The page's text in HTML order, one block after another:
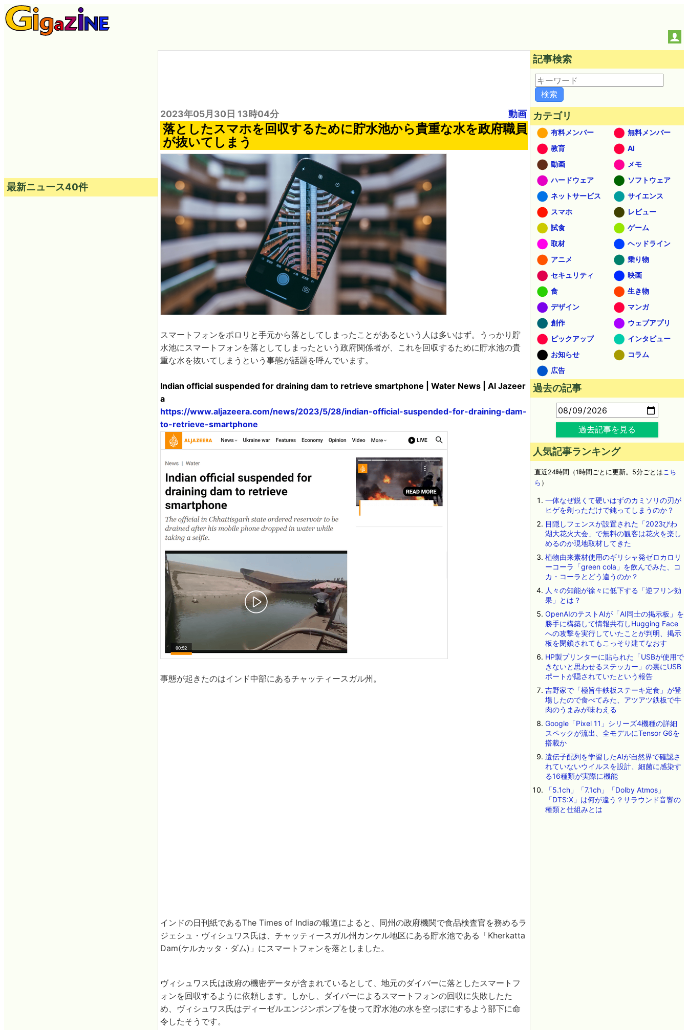
2023年05月30日 13時04分 動画
落としたスマホを回収するために貯水池から貴重な水を政府職員
が抜いてしまう
スマートフォンをポロリと手元から落としてしまったことがあるという人は多いはず。うっかり貯
水池にスマートフォンを落としてしまったという政府関係者が、これを回収するために貯水池の貴
重な水を抜いてしまうという事態が話題を呼んでいます。
Indian official suspended for draining dam to retrieve smartphone | Water News | Al Jazeer
a
https://www.aljazeera.com/news/2023/5/28/indian-official-suspended-for-draining-dam-
to-retrieve-smartphone
事態が起きたのはインド中部にあるチャッティースガル州。
インドの日刊紙であるThe Times of Indiaの報道によると、同州の政府機関で食品検査官を務めるラ
ジェシュ・ヴィシュワス氏は、チャッティースガル州カンケル地区にある貯水池である「Kherkatta
Dam(ケルカッタ・ダム)」にスマートフォンを落としました。
ヴィシュワス氏は政府の機密データが含まれているとして、地元のダイバーに落としたスマートフ
ォンを回収するように依頼します。しかし、ダイバーによるスマートフォンの回収に失敗したた
め、ヴィシュワス氏はディーゼルエンジンポンプを使って貯水池の水を空っぽにするよう部下に命
令したそうです。
最新ニュース40件
記事検索
カテゴリ
有料メンバー
無料メンバー
教育
AI
動画
メモ
ハードウェア
ソフトウェア
ネットサービス
サイエンス
スマホ
レビュー
試食
ゲーム
取材
ヘッドライン
アニメ
乗り物
セキュリティ
映画
食
生き物
デザイン
マンガ
創作
ウェブアプリ
ピックアップ
インタビュー
お知らせ
コラム
広告
過去の記事
過去記事を見る
人気記事ランキング
直近24時間（1時間ごとに更新。5分ごとはこち
ら ）
一体なぜ鋭くて硬いはずのカミソリの刃が
ヒゲを剃っただけで鈍ってしまうのか？
目隠しフェンスが設置された「2023びわ
湖大花火大会」で無料の観客は花火を楽し
めるのか現地取材してきた
植物由来素材使用のギリシャ発ゼロカロリ
ーコーラ「green cola」を飲んでみた、コ
カ・コーラとどう違うのか？
人々の知能が徐々に低下する「逆フリン効
果」とは？
OpenAIのテストAIが「AI同士の掲示板」を
勝手に構築して情報共有しHugging Face
への攻撃を実行していたことが判明、掲示
板を閉鎖されてもこっそり建てなおす
HP製プリンターに貼られた「USBが使用で
きないと思わせるステッカー」の裏にUSB
ポートが隠されていたという報告
吉野家で「極旨牛鉄板ステーキ定食」が登
場したので食べてみた、アツアツ鉄板で牛
肉のうまみが味わえる
Google「Pixel 11」シリーズ4機種の詳細
スペックが流出、全モデルにTensor G6を
搭載か
遺伝子配列を学習したAIが自然界で確認さ
れていないウイルスを設計、細菌に感染す
る16種類が実際に機能
「5.1ch」「7.1ch」「Dolby Atmos」
「DTS:X」は何が違う？サラウンド音響の
種類と仕組みとは